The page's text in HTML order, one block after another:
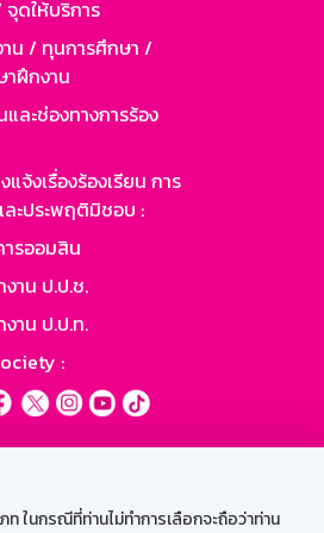
ในกรณีที่ท่านไม่ทำการเลือกจะถือว่าท่าน
จุดให้บริการ
น / ทุนการศึกษา /
ฝึกงาน
และช่องทางการร้อง
แจ้งเรื่องร้องเรียน การ
ะประพฤติมิชอบ :
รออมสิน
าน ป.ป.ช.
าน ป.ป.ท.
: